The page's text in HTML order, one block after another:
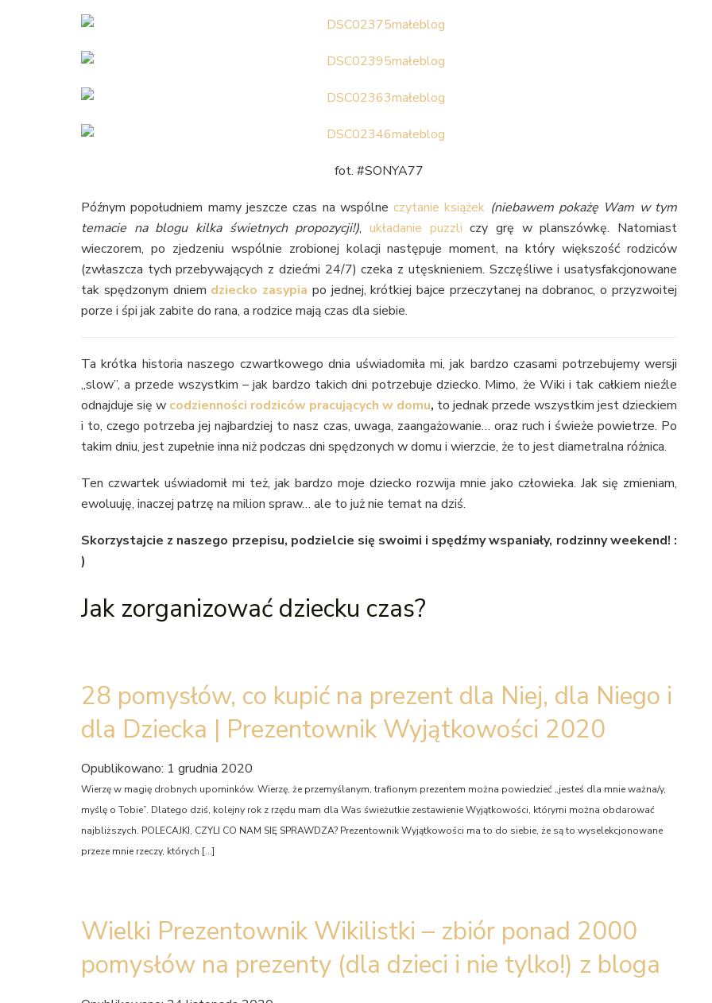
fot. #SONYA77
Późnym popołudniem mamy jeszcze czas na wspólneczytanie książek (niebawem pokażę Wam w tym
temacie na blogu kilka świetnych propozycji!),układanie puzzli czy grę w planszówkę. Natomiast
wieczorem, po zjedzeniu wspólnie zrobionej kolacji następuje moment, na który większość rodziców
(zwłaszcza tych przebywających z dziećmi 24/7) czeka z utęsknieniem. Szczęśliwe i usatysfakcjonowane
tak spędzonym dniem dziecko zasypia po jednej, krótkiej bajce przeczytanej na dobranoc, o przyzwoitej
porze i śpi jak zabite do rana, a rodzice mają czas dla siebie.
Ta krótka historia naszego czwartkowego dnia uświadomiła mi, jak bardzo czasami potrzebujemy wersji
„slow”, a przede wszystkim – jak bardzo takich dni potrzebuje dziecko. Mimo, że Wiki i tak całkiem nieźle
odnajduje się w codzienności rodziców pracujących w domu, to jednak przede wszystkim jest dzieckiem
i to, czego potrzeba jej najbardziej to nasz czas, uwaga, zaangażowanie… oraz ruch i świeże powietrze. Po
takim dniu, jest zupełnie inna niż podczas dni spędzonych w domu i wierzcie, że to jest diametralna różnica.
Ten czwartek uświadomił mi też, jak bardzo moje dziecko rozwija mnie jako człowieka. Jak się zmieniam,
ewoluuję, inaczej patrzę na milion spraw… ale to już nie temat na dziś.
Skorzystajcie z naszego przepisu, podzielcie się swoimi i spędźmy wspaniały, rodzinny weekend! :
)
Jak zorganizować dziecku czas?
28 pomysłów, co kupić na prezent dla Niej, dla Niego i
dla Dziecka | Prezentownik Wyjątkowości 2020
Opublikowano: 1 grudnia 2020
Wierzę w magię drobnych upominków. Wierzę, że przemyślanym, trafionym prezentem można powiedzieć „jesteś dla mnie ważna/y,
myślę o Tobie”. Dlatego dziś, kolejny rok z rzędu mam dla Was świeżutkie zestawienie Wyjątkowości, którymi można obdarować
najbliższych. POLECAJKI, CZYLI CO NAM SIĘ SPRAWDZA? Prezentownik Wyjątkowości ma to do siebie, że są to wyselekcjonowane
przeze mnie rzeczy, których […]
Wielki Prezentownik Wikilistki – zbiór ponad 2000
pomysłów na prezenty (dla dzieci i nie tylko!) z bloga